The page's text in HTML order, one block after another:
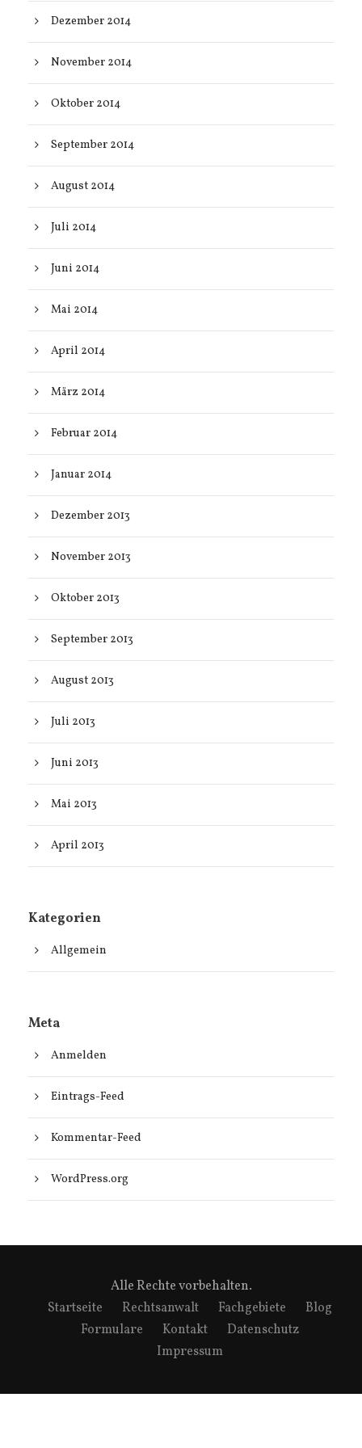
Dezember 2014
November 2014
Oktober 2014
September 2014
August 2014
Juli 2014
Juni 2014
Mai 2014
April 2014
März 2014
Februar 2014
Januar 2014
Dezember 2013
November 2013
Oktober 2013
September 2013
August 2013
Juli 2013
Juni 2013
Mai 2013
April 2013
Kategorien
Allgemein
Meta
Anmelden
Eintrags-Feed
Kommentar-Feed
WordPress.org
Alle Rechte vorbehalten.
Startseite
Rechtsanwalt Fachgebiete
Blog
Formulare
Kontakt
Datenschutz
Impressum